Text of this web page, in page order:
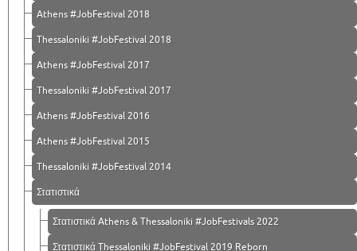
Athens #JobFestival 2018
Thessaloniki #JobFestival 2018
Athens #JobFestival 2017
Τhessaloniki #JobFestival 2017
Athens #JobFestival 2016
Athens #JobFestival 2015
Thessaloniki #JobFestival 2014
Στατιστικά
Στατιστικά Athens & Thessaloniki #JobFestivals 2022
Στατιστικά Thessaloniki #JobFestival 2019 Reborn